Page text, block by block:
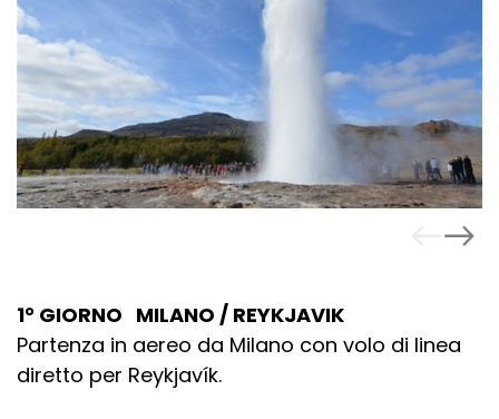
1° GIORNO MILANO / REYKJAVIK
Partenza in aereo da Milano con volo di linea
diretto per Reykjavík.